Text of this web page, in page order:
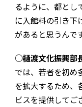
るように、都とし
に入館料の引き下
があると思うんで
○樋渡文化振興部
では、若者を初め
を拡大するため、
ビスを提供してご